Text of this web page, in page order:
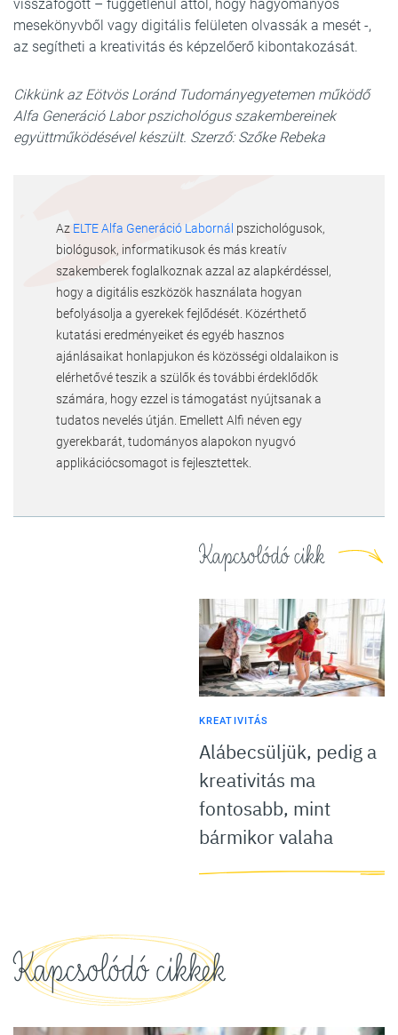
visszafogott – függetlenül attól, hogy hagyományos
mesekönyvből vagy digitális felületen olvassák a mesét -,
az segítheti a kreativitás és képzelőerő kibontakozását.
Cikkünk az Eötvös Loránd Tudományegyetemen működő
Alfa Generáció Labor pszichológus szakembereinek
együttműködésével készült. Szerző: Szőke Rebeka
Az ELTE Alfa Generáció Labornál pszichológusok,
biológusok, informatikusok és más kreatív
szakemberek foglalkoznak azzal az alapkérdéssel,
hogy a digitális eszközök használata hogyan
befolyásolja a gyerekek fejlődését. Közérthető
kutatási eredményeiket és egyéb hasznos
ajánlásaikat honlapjukon és közösségi oldalaikon is
elérhetővé teszik a szülők és további érdeklődők
számára, hogy ezzel is támogatást nyújtsanak a
tudatos nevelés útján. Emellett Alfi néven egy
gyerekbarát, tudományos alapokon nyugvó
applikációcsomagot is fejlesztettek.
Kapcsolódó cikk
KREATIVITÁS
Alábecsüljük, pedig a
kreativitás ma
fontosabb, mint
bármikor valaha
Kapcsolódó cikkek